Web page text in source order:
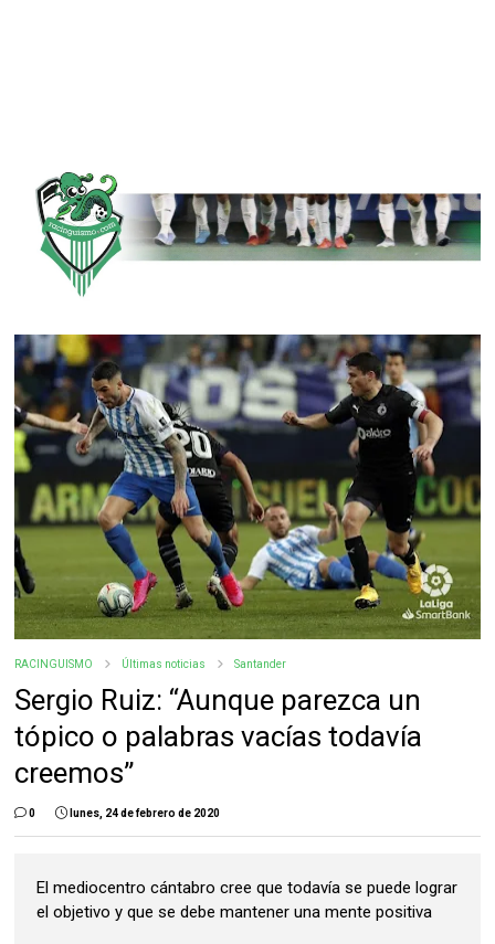
RACINGUISMO Últimas noticias Santander
Sergio Ruiz: “Aunque parezca un
tópico o palabras vacías todavía
creemos”
0 lunes, 24 de febrero de 2020
El mediocentro cántabro cree que todavía se puede lograr
el objetivo y que se debe mantener una mente positiva